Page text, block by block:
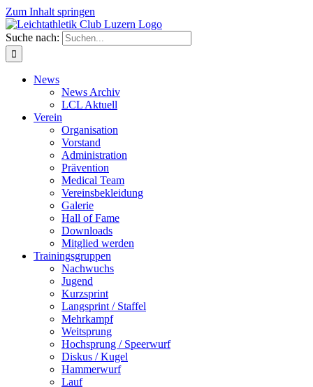
Zum Inhalt springen
Suche nach:
News
News Archiv
LCL Aktuell
Verein
Organisation
Vorstand
Administration
Prävention
Medical Team
Vereinsbekleidung
Galerie
Hall of Fame
Downloads
Mitglied werden
Trainingsgruppen
Nachwuchs
Jugend
Kurzsprint
Langsprint / Staffel
Mehrkampf
Weitsprung
Hochsprung / Speerwurf
Diskus / Kugel
Hammerwurf
Lauf